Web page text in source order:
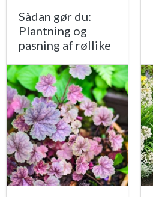
Sådan gør du:
Plantning og
pasning af røllike